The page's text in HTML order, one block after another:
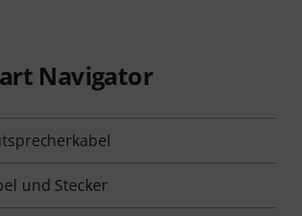
Navigator
und Stecker